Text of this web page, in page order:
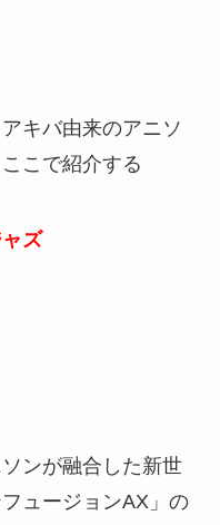
キバ由来のアニソ
こで紹介する
ズ
ンが融合した新世
ュージョンAX」の